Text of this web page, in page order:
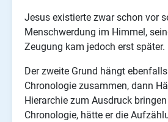
Jesus existierte zwar schon vor
Menschwerdung im Himmel,
Zeugung kam jedoch erst später.
Der zweite Grund hängt
Chronologie zusammen, dann
Hierarchie zum Ausdruck
Chronologie, hätte er die